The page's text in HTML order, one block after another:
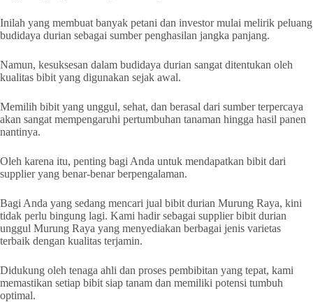
Inilah yang membuat banyak petani dan investor mulai melirik peluang
budidaya durian sebagai sumber penghasilan jangka panjang.
Namun, kesuksesan dalam budidaya durian sangat ditentukan oleh
kualitas bibit yang digunakan sejak awal.
Memilih bibit yang unggul, sehat, dan berasal dari sumber terpercaya
akan sangat mempengaruhi pertumbuhan tanaman hingga hasil panen
nantinya.
Oleh karena itu, penting bagi Anda untuk mendapatkan bibit dari
supplier yang benar-benar berpengalaman.
Bagi Anda yang sedang mencari jual bibit durian Murung Raya, kini
tidak perlu bingung lagi. Kami hadir sebagai supplier bibit durian
unggul Murung Raya yang menyediakan berbagai jenis varietas
terbaik dengan kualitas terjamin.
Didukung oleh tenaga ahli dan proses pembibitan yang tepat, kami
memastikan setiap bibit siap tanam dan memiliki potensi tumbuh
optimal.